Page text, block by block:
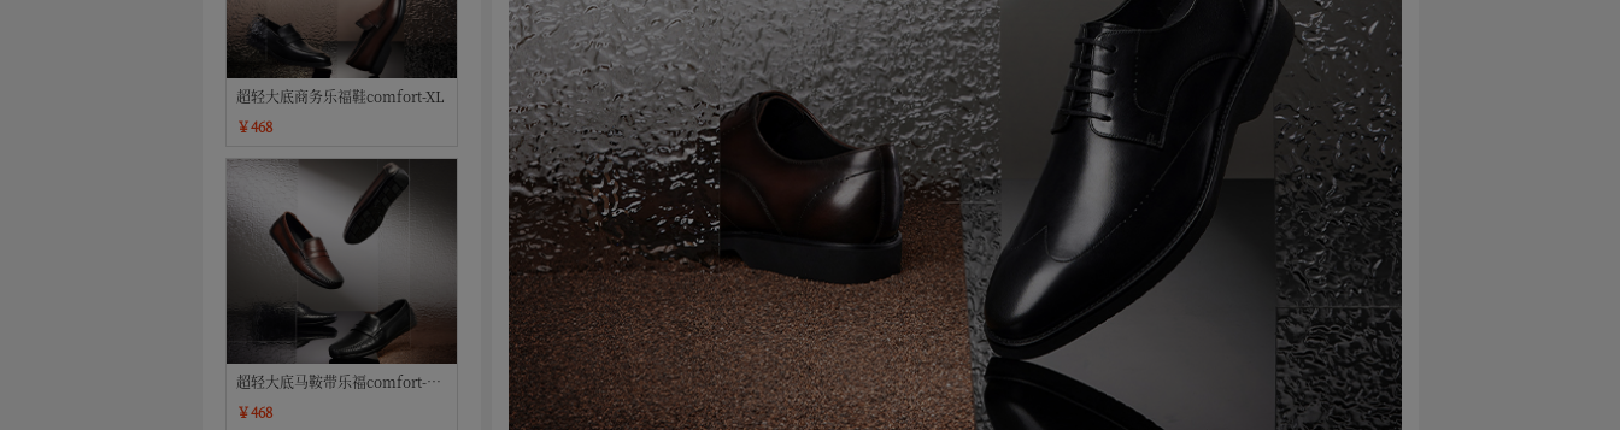
超轻大底商务乐福鞋comfort-XL
￥468
超轻大底马鞍带乐福comfort-XL
系列
￥468